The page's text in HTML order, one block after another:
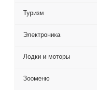
Туризм
Электроника
Лодки и моторы
Зооменю